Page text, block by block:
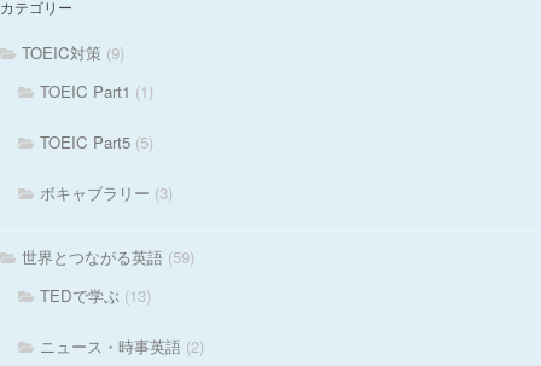
カテゴリー
TOEIC対策 (9)
TOEIC Part1 (1)
TOEIC Part5 (5)
ボキャブラリー (3)
世界とつながる英語 (59)
TEDで学ぶ (13)
ニュース・時事英語 (2)